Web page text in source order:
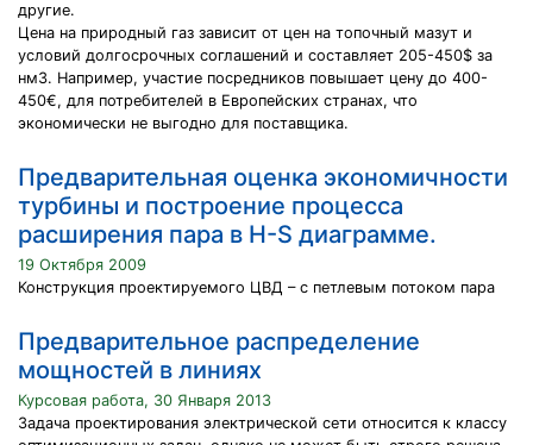
другие.
Цена на природный газ зависит от цен на топочный мазут и
условий долгосрочных соглашений и составляет 205-450$ за
нм3. Например, участие посредников повышает цену до 400-
450€, для потребителей в Европейских странах, что
экономически не выгодно для поставщика.
Предварительная оценка экономичности
турбины и построение процесса
расширения пара в H-S диаграмме.
19 Октября 2009
Конструкция проектируемого ЦВД – с петлевым потоком пара
Предварительное распределение
мощностей в линиях
Курсовая работа, 30 Января 2013
Задача проектирования электрической сети относится к классу